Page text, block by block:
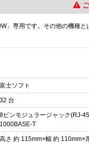
専用です。その他の機種と
富士ソフト
32 台
8ピンモジュラージャック(RJ-
1000BASE-T
高さ 約 115mm×幅 約 110mm×